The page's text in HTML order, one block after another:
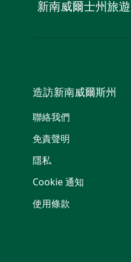
新南威爾士州旅
造訪新南威爾斯州
聯絡我們
免責聲明
隱私
Cookie 通知
使用條款